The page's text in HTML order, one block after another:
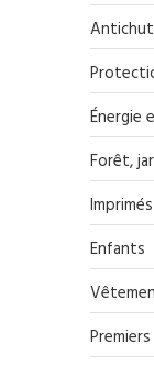
Énergie
Forêt,
Imprimés
Enfants